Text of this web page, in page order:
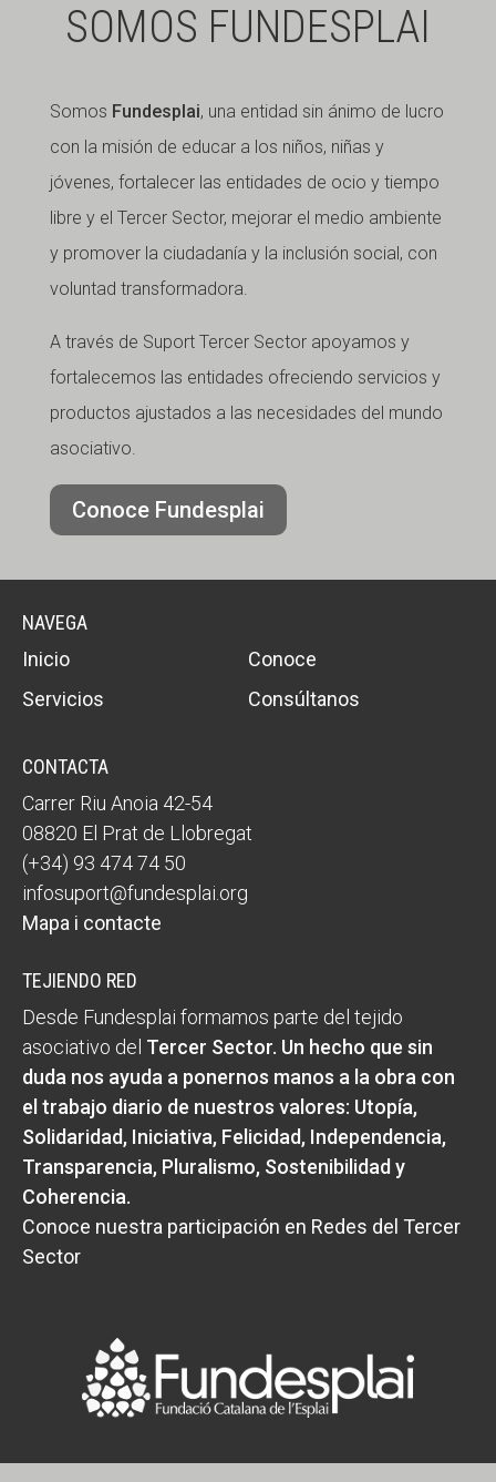
SOMOS FUNDESPLAI
Somos Fundesplai, una entidad sin ánimo de lucro
con la misión de educar a los niños, niñas y
jóvenes, fortalecer las entidades de ocio y tiempo
libre y el Tercer Sector, mejorar el medio ambiente
y promover la ciudadanía y la inclusión social, con
voluntad transformadora.
A través de Suport Tercer Sector apoyamos y
fortalecemos las entidades ofreciendo servicios y
productos ajustados a las necesidades del mundo
asociativo.
Conoce Fundesplai
NAVEGA
Inicio
Conoce
Servicios
Consúltanos
CONTACTA
Carrer Riu Anoia 42-54
08820 El Prat de Llobregat
(+34) 93 474 74 50
infosuport@fundesplai.org
Mapa i contacte
TEJIENDO RED
Desde Fundesplai formamos parte del tejido
asociativo del Tercer Sector. Un hecho que sin
duda nos ayuda a ponernos manos a la obra con
el trabajo diario de nuestros valores: Utopía,
Solidaridad, Iniciativa, Felicidad, Independencia,
Transparencia, Pluralismo, Sostenibilidad y
Coherencia.
Conoce nuestra participación en Redes del Tercer
Sector